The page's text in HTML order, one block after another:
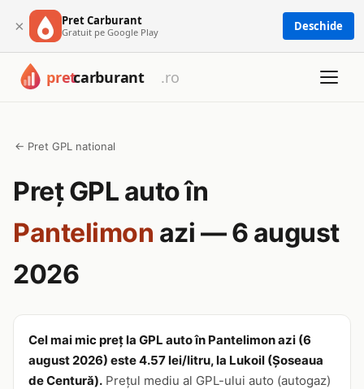
× Pret Carburant
Gratuit pe Google Play Deschide
← Pret GPL national
Preț GPL auto în
Pantelimon azi — 6 august
2026
Cel mai mic preț la GPL auto în Pantelimon azi (6
august 2026) este 4.57 lei/litru, la Lukoil (Șoseaua
de Centură). Prețul mediu al GPL-ului auto (autogaz)